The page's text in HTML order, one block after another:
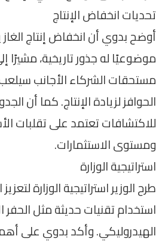
تحديات انخفاض الإنتاج
أوضح بدوي أن انخفاض إنتاج
موضوعيًا له جذور تاريخية، مشيرًا
مستحقات الشركاء الأجانب سيلعب
الحوافز لزيادة الإنتاج. كما أن
للاكتشافات تعتمد على تقلبات
ومستوى الاستثمارات.
استراتيجية الوزارة
طرح الوزير استراتيجية الوزارة
استخدام تقنيات حديثة مثل الحفر
الهيدروليكي. وأكد بدوي على